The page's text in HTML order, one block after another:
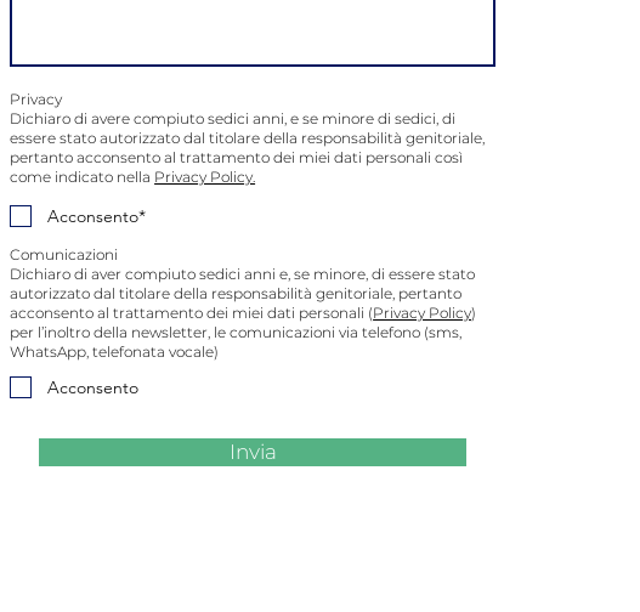
Privacy
Dichiaro di avere compiuto sedici anni, e se minore di sedici, di
essere stato autorizzato dal titolare della responsabilità genitoriale,
pertanto acconsento al trattamento dei miei dati personali così
come indicato nella Privacy Policy.
Acconsento*
Comunicazioni
Dichiaro di aver compiuto sedici anni e, se minore, di essere stato
autorizzato dal titolare della responsabilità genitoriale, pertanto
acconsento al trattamento dei miei dati personali (Privacy Policy)
per l’inoltro della newsletter, le comunicazioni via telefono (sms,
WhatsApp, telefonata vocale)
Acconsento
Invia